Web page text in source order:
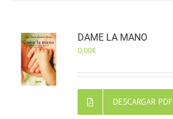
DAME LA MANO
0,00€
DESCARGAR PDF